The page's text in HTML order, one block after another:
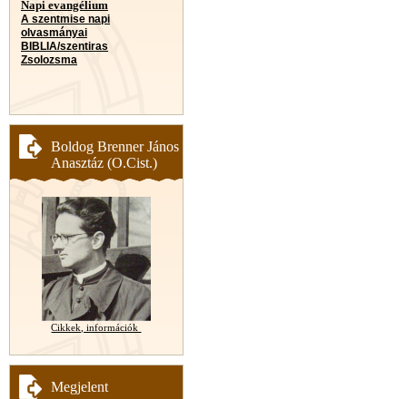
Napi evangélium
A szentmise napi
olvasmányai
BIBLIA/szentiras
Zsolozsma
Boldog Brenner János
Anasztáz (O.Cist.)
Cikkek, információk
Megjelent